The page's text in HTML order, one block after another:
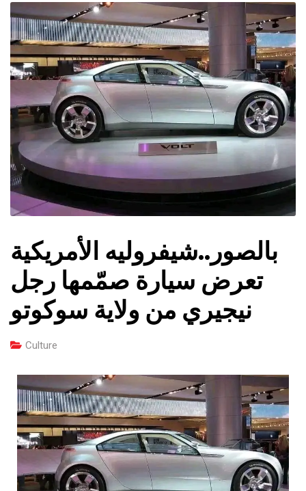
بالصور..شيفروليه الأمريكية
تعرض سيارة صمّمها رجل
نيجيري من ولاية سوكوتو
Culture